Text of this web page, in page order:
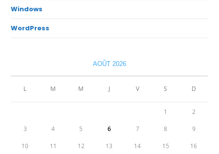
Windows
WordPress
AOÛT 2026
L M M J V S D
1 2
3 4 5 6 7 8 9
10 11 12 13 14 15 16